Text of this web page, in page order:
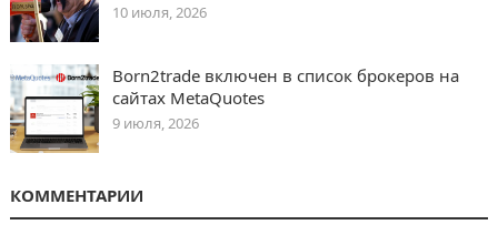
10 июля, 2026
Born2trade включен в список брокеров на
сайтах MetaQuotes
9 июля, 2026
КОММЕНТАРИИ